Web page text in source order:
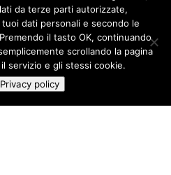
da terze parti autorizzate,
dati personali e secondo le
il tasto OK, continuando
scrollando la pagina
servizio e gli stessi cookie.
Privacy policy